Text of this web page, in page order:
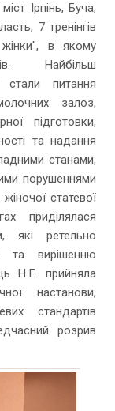
Ірпінь, Буча,
7 тренінгів
в якому
Найбільш
стали питання
залоз,
підготовки,
та надання
станами,
порушеннями
статевої
приділялася
які ретельно
та вирішенню
Н.Г. прийняла
настанови,
стандартів
розрив